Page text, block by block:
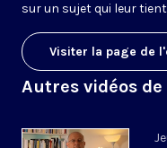
sur un sujet qui leur
Visiter la page de
Autres vidéos